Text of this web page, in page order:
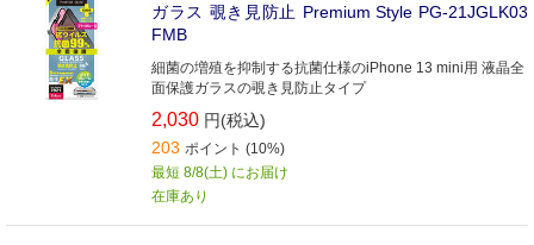
ガラス 覗き見防止 Premium Style PG-21JGLK03
FMB
細菌の増殖を抑制する抗菌仕様のiPhone 13 mini用 液晶全
面保護ガラスの覗き見防止タイプ
2,030 円(税込)
203 ポイント (10%)
最短 8/8(土) にお届け
在庫あり